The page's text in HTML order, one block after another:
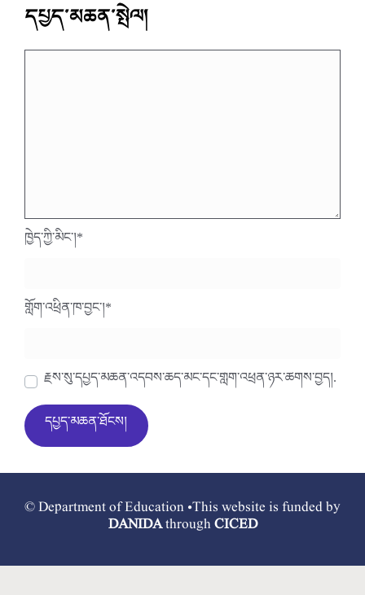
དཔྱད་མཆན་སྤེལ།
ཁྱེད་ཀྱི་མིང་།*
གློག་འཕྲིན་ཁ་བྱང་།*
རྗེས་སུ་དཔྱད་མཆན་འདེབས་ཆེད་མིང་དང་གློག་འཕྲིན་ཉར་ཚགས་བྱེད།.
© Department of Education •This website is funded by
DANIDAthroughCICED